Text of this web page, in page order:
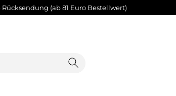
Rücksendung (ab 81 Euro Bestellwert)